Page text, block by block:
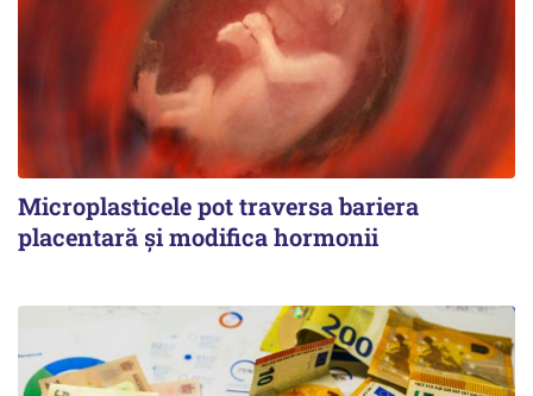
Microplasticele pot traversa bariera
placentară și modifica hormonii